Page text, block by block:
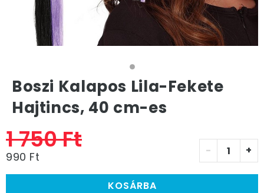
Boszi Kalapos Lila-Fekete
Hajtincs, 40 cm-es
1 750 Ft
990 Ft - +
KOSÁRBA